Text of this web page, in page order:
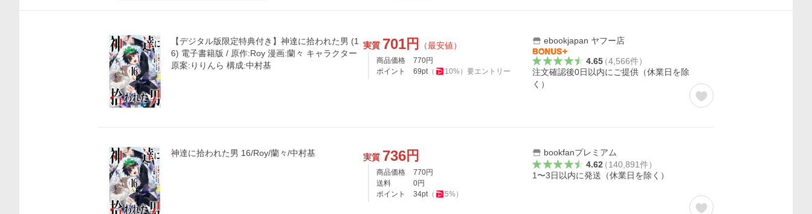
【デジタル版限定特典付き】神達に拾われた男 (1
6) 電子書籍版 / 原作:Roy 漫画:蘭々 キャラクター
原案:りりんら 構成:中村基
実質 701円 （最安値）
商品価格 770円
ポイント
69pt（ 10%） 要エントリー
ebookjapan ヤフー店
4.65（4,566件）
注文確認後0日以内にご提供（休業日を除
く）
神達に拾われた男 16/Roy/蘭々/中村基 実質 736円
商品価格 770円
送料
0円
ポイント
34pt（ 5%）
bookfanプレミアム
4.62（140,891件）
1〜3日以内に発送（休業日を除く）